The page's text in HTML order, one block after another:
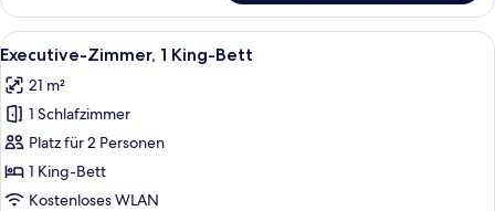
Zimmer,
1 Einzelbett
Alle
Fotos
für
Executive-
Zimmer,
1 King-
Bett
Ein Hotelzimmer mit einem großen
4
Executive-Zimmer, 1 King-Bett
21 m²
1 Schlafzimmer
Platz für 2 Personen
1 King-Bett
Kostenloses WLAN